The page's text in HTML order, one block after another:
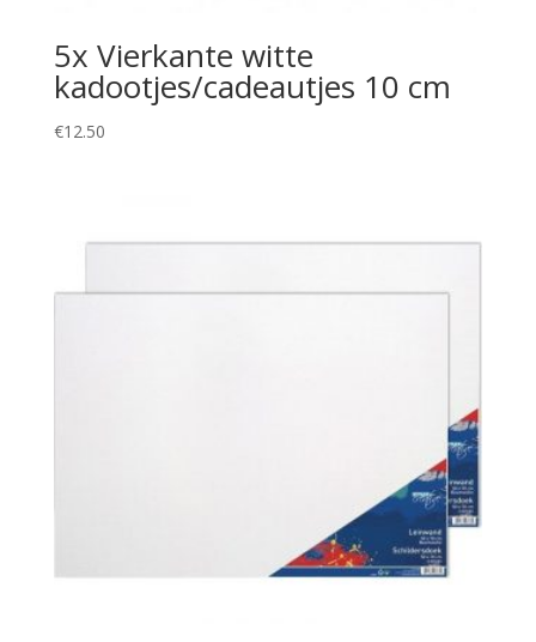
5x Vierkante witte
kadootjes/cadeautjes 10 cm
€12.50